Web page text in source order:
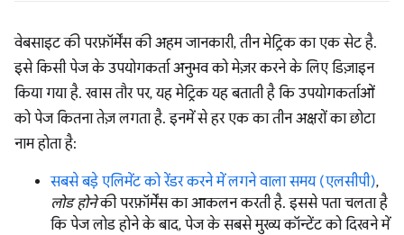
वेबसाइट की परफ़ॉर्मेंस की अहम जानकारी, तीन मेट्रिक का एक सेट है.
इसे किसी पेज के उपयोगकर्ता अनुभव को मेज़र करने के लिए डिज़ाइन
किया गया है. खास तौर पर, यह मेट्रिक यह बताती है कि उपयोगकर्ताओं
को पेज कितना तेज़ लगता है. इनमें से हर एक का तीन अक्षरों का छोटा
नाम होता है:
सबसे बड़े एलिमेंट को रेंडर करने में लगने वाला समय (एलसीपी),
लोड होनेकी परफ़ॉर्मेंस का आकलन करती है. इससे पता चलता है
कि पेज लोड होने के बाद, पेज के सबसे मुख्य कॉन्टेंट को दिखने में